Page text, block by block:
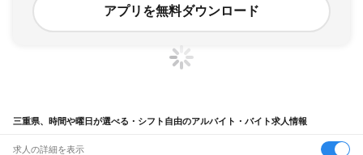
アプリを無料ダウンロード
三重県、時間や曜日が選べる・シフト自由のアルバイト・バイト求人情報
求人の詳細を表示